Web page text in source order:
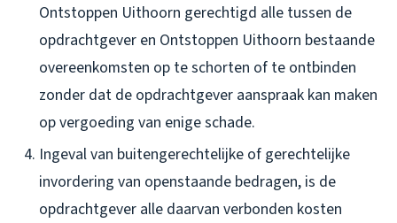
Ontstoppen Uithoorn gerechtigd alle tussen de
opdrachtgever en Ontstoppen Uithoorn bestaande
overeenkomsten op te schorten of te ontbinden
zonder dat de opdrachtgever aanspraak kan maken
op vergoeding van enige schade.
Ingeval van buitengerechtelijke of gerechtelijke
invordering van openstaande bedragen, is de
opdrachtgever alle daarvan verbonden kosten